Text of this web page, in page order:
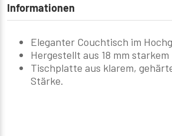
Informationen
Eleganter Couchtisch im
Hergestellt aus 18 mm starkem
Tischplatte aus klarem,
Stärke.